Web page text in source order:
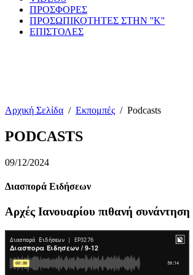
ΠΡΟΣΦΟΡΕΣ
ΠΡΟΣΩΠΙΚΟΤΗΤΕΣ ΣΤΗΝ ''Κ''
ΕΠΙΣΤΟΛΕΣ
Αρχική Σελίδα / Εκπομπές / Podcasts
PODCASTS
09/12/2024
Διασπορά Ειδήσεων
Αρχές Ιανουαρίου πιθανή